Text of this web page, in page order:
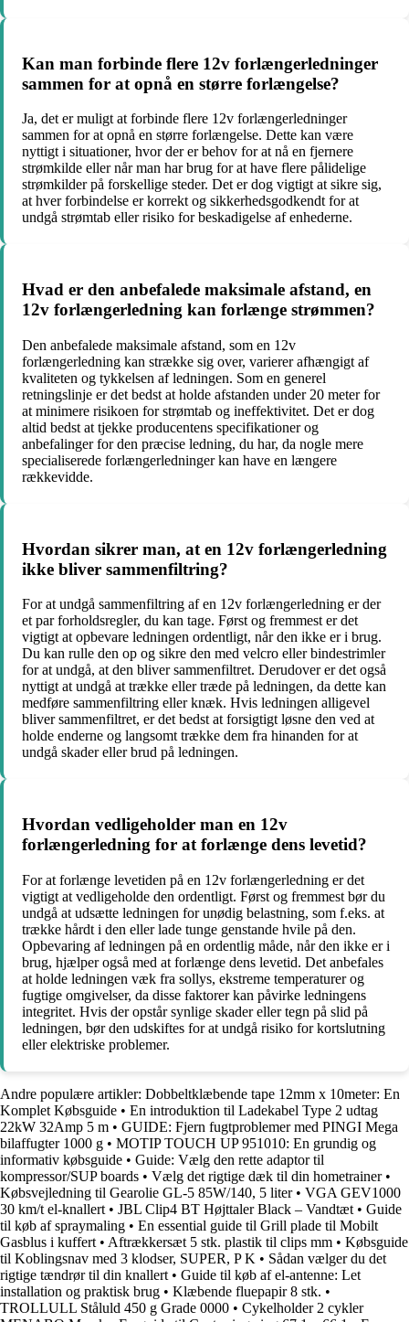
Kan man forbinde flere 12v forlængerledninger
sammen for at opnå en større forlængelse?
Ja, det er muligt at forbinde flere 12v forlængerledninger
sammen for at opnå en større forlængelse. Dette kan være
nyttigt i situationer, hvor der er behov for at nå en fjernere
strømkilde eller når man har brug for at have flere pålidelige
strømkilder på forskellige steder. Det er dog vigtigt at sikre sig,
at hver forbindelse er korrekt og sikkerhedsgodkendt for at
undgå strømtab eller risiko for beskadigelse af enhederne.
Hvad er den anbefalede maksimale afstand, en
12v forlængerledning kan forlænge strømmen?
Den anbefalede maksimale afstand, som en 12v
forlængerledning kan strække sig over, varierer afhængigt af
kvaliteten og tykkelsen af ledningen. Som en generel
retningslinje er det bedst at holde afstanden under 20 meter for
at minimere risikoen for strømtab og ineffektivitet. Det er dog
altid bedst at tjekke producentens specifikationer og
anbefalinger for den præcise ledning, du har, da nogle mere
specialiserede forlængerledninger kan have en længere
rækkevidde.
Hvordan sikrer man, at en 12v forlængerledning
ikke bliver sammenfiltring?
For at undgå sammenfiltring af en 12v forlængerledning er der
et par forholdsregler, du kan tage. Først og fremmest er det
vigtigt at opbevare ledningen ordentligt, når den ikke er i brug.
Du kan rulle den op og sikre den med velcro eller bindestrimler
for at undgå, at den bliver sammenfiltret. Derudover er det også
nyttigt at undgå at trække eller træde på ledningen, da dette kan
medføre sammenfiltring eller knæk. Hvis ledningen alligevel
bliver sammenfiltret, er det bedst at forsigtigt løsne den ved at
holde enderne og langsomt trække dem fra hinanden for at
undgå skader eller brud på ledningen.
Hvordan vedligeholder man en 12v
forlængerledning for at forlænge dens levetid?
For at forlænge levetiden på en 12v forlængerledning er det
vigtigt at vedligeholde den ordentligt. Først og fremmest bør du
undgå at udsætte ledningen for unødig belastning, som f.eks. at
trække hårdt i den eller lade tunge genstande hvile på den.
Opbevaring af ledningen på en ordentlig måde, når den ikke er i
brug, hjælper også med at forlænge dens levetid. Det anbefales
at holde ledningen væk fra sollys, ekstreme temperaturer og
fugtige omgivelser, da disse faktorer kan påvirke ledningens
integritet. Hvis der opstår synlige skader eller tegn på slid på
ledningen, bør den udskiftes for at undgå risiko for kortslutning
eller elektriske problemer.
Andre populære artikler: Dobbeltklæbende tape 12mm x 10meter: En
Komplet Købsguide • En introduktion til Ladekabel Type 2 udtag
22kW 32Amp 5 m • GUIDE: Fjern fugtproblemer med PINGI Mega
bilaffugter 1000 g • MOTIP TOUCH UP 951010: En grundig og
informativ købsguide • Guide: Vælg den rette adaptor til
kompressor/SUP boards • Vælg det rigtige dæk til din hometrainer•
Købsvejledning til Gearolie GL-5 85W/140, 5 liter• VGA GEV1000
30 km/t el-knallert • JBL Clip4 BT Højttaler Black – Vandtæt • Guide
til køb af spraymaling • En essential guide til Grill plade til Mobilt
Gasblus i kuffert • Aftrækkersæt 5 stk. plastik til clips mm • Købsguide
til Koblingsnav med 3 klodser, SUPER, P K • Sådan vælger du det
rigtige tændrør til din knallert • Guide til køb af el-antenne: Let
installation og praktisk brug • Klæbende fluepapir 8 stk. •
TROLLULL Ståluld 450 g Grade 0000 • Cykelholder 2 cykler